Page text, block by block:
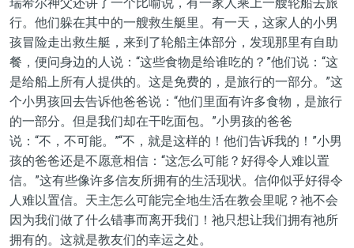
行。他们躲在其中的一艘救生艇里。有一天，这家人的小男
孩冒险走出救生艇，来到了轮船主体部分，发现那里有自助
餐，便问身边的人说：“这些食物是给谁吃的？”他们说：“这
是给船上所有人提供的。这是免费的，是旅行的一部分。”这
个小男孩回去告诉他爸爸说：“他们里面有许多食物，是旅行
的一部分。但是我们却在干吃面包。”小男孩的爸爸
说：“不，不可能。”“不，就是这样的！他们告诉我的！”小男
孩的爸爸还是不愿意相信：“这怎么可能？好得令人难以置
信。”这有些像许多信友所拥有的生活现状。信仰似乎好得令
人难以置信。天主怎么可能完全地生活在教会里呢？祂不会
因为我们做了什么错事而离开我们！祂只想让我们拥有祂所
拥有的。这就是教友们的幸运之处。